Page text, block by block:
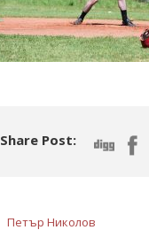
Share Post:
Петър Николов